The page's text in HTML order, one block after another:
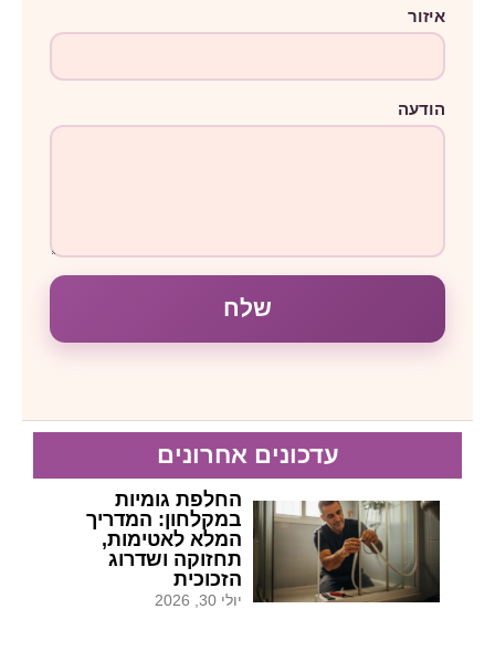
איזור
ר
הודעה
שלח
עדכונים אחרונים
החלפת גומיות
במקלחון: המדריך
המלא לאטימות,
תחזוקה ושדרוג
הזכוכית
יולי 30, 2026